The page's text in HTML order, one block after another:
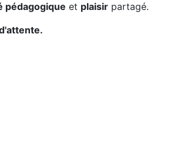
pédagogique et plaisir partagé.